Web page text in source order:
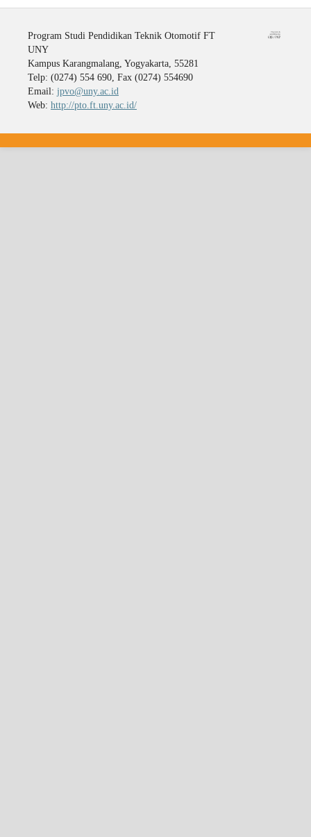
Program Studi Pendidikan Teknik Otomotif FT
UNY
Kampus Karangmalang, Yogyakarta, 55281
Telp: (0274) 554 690, Fax (0274) 554690
Email: jpvo@uny.ac.id
Web: http://pto.ft.uny.ac.id/